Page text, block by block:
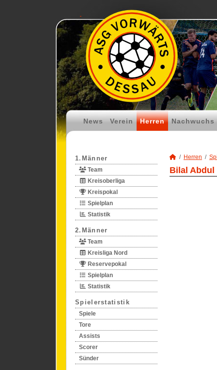
News Verein Herren Nachwuchs
1.Männer
Team
Kreisoberliga
Kreispokal
Spielplan
Statistik
2.Männer
Team
Kreisliga Nord
Reservepokal
Spielplan
Statistik
Spielerstatistik
Spiele
Tore
Assists
Scorer
Sünder
Herren
Bilal Abdul